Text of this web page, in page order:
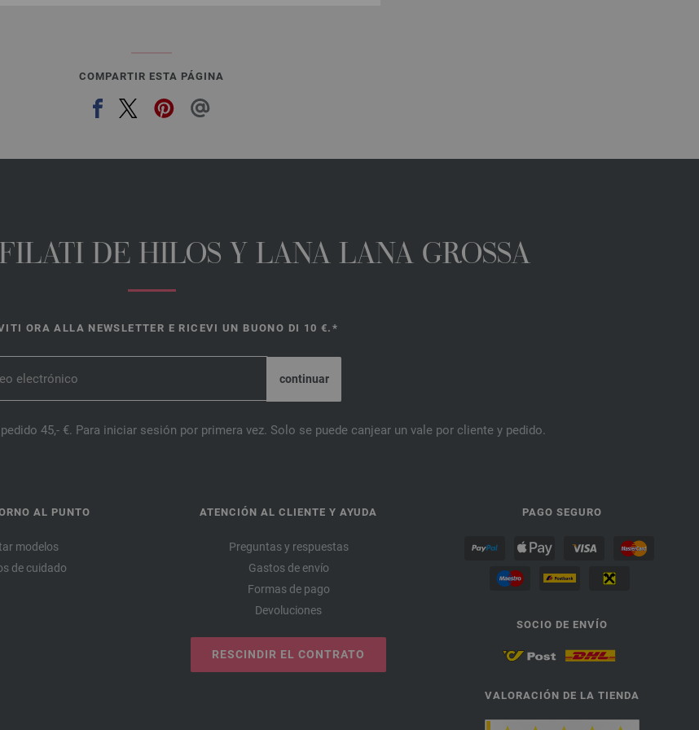
COMPARTIR ESTA PÁGINA
DE HILOS Y LANA LANA GROSSA
ORA ALLA NEWSLETTER E RICEVI UN BUONO DI 10 €.*
45,- €. Para iniciar sesión por primera vez. Solo se puede canjear un vale por cliente y pedido.
AL PUNTO
modelos
de cuidado
ATENCIÓN AL CLIENTE Y AYUDA
Preguntas y respuestas
Gastos de envío
Formas de pago
Devoluciones
RESCINDIR EL CONTRATO
PAGO SEGURO
SOCIO DE ENVÍO
VALORACIÓN DE LA TIENDA